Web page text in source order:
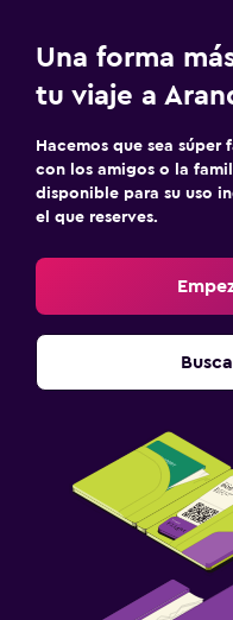
Aire libre
Terraza/patio
Jardín
Lavandería
Plancha para pantalones
Zona de trabajo
Fax/fotocopiadora
Una forma
tu viaje a
Hacemos que sea
con los amigos o la
disponible para su uso
el que reserves.